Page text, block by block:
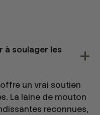
à soulager les
un vrai soutien
La laine de mouton
reconnues,